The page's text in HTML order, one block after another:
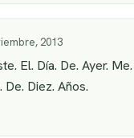
2013
El. Día. De. Ayer.
De. Diez. Años.